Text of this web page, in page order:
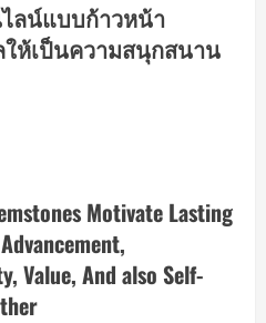
ลน์แบบก้าวหน้า
ห้เป็นความสนุกสนาน
Motivate Lasting
Value, And also Self-